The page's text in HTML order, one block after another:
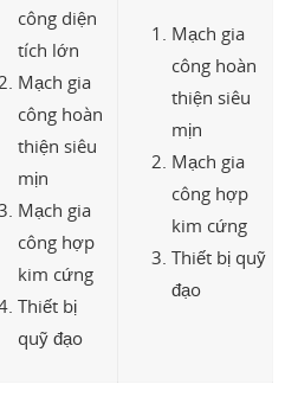
công diện
tích lớn
Mạch gia
công hoàn
thiện siêu
mịn
Mạch gia
công hợp
kim cứng
Thiết bị
quỹ đạo
Mạch gia
công hoàn
thiện siêu
mịn
Mạch gia
công hợp
kim cứng
Thiết bị quỹ
đạo